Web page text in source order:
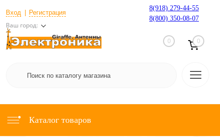
Вход Регистрация
Ваш город:
8(918) 279-44-55
8(800) 350-08-07
0 0
Каталог товаров